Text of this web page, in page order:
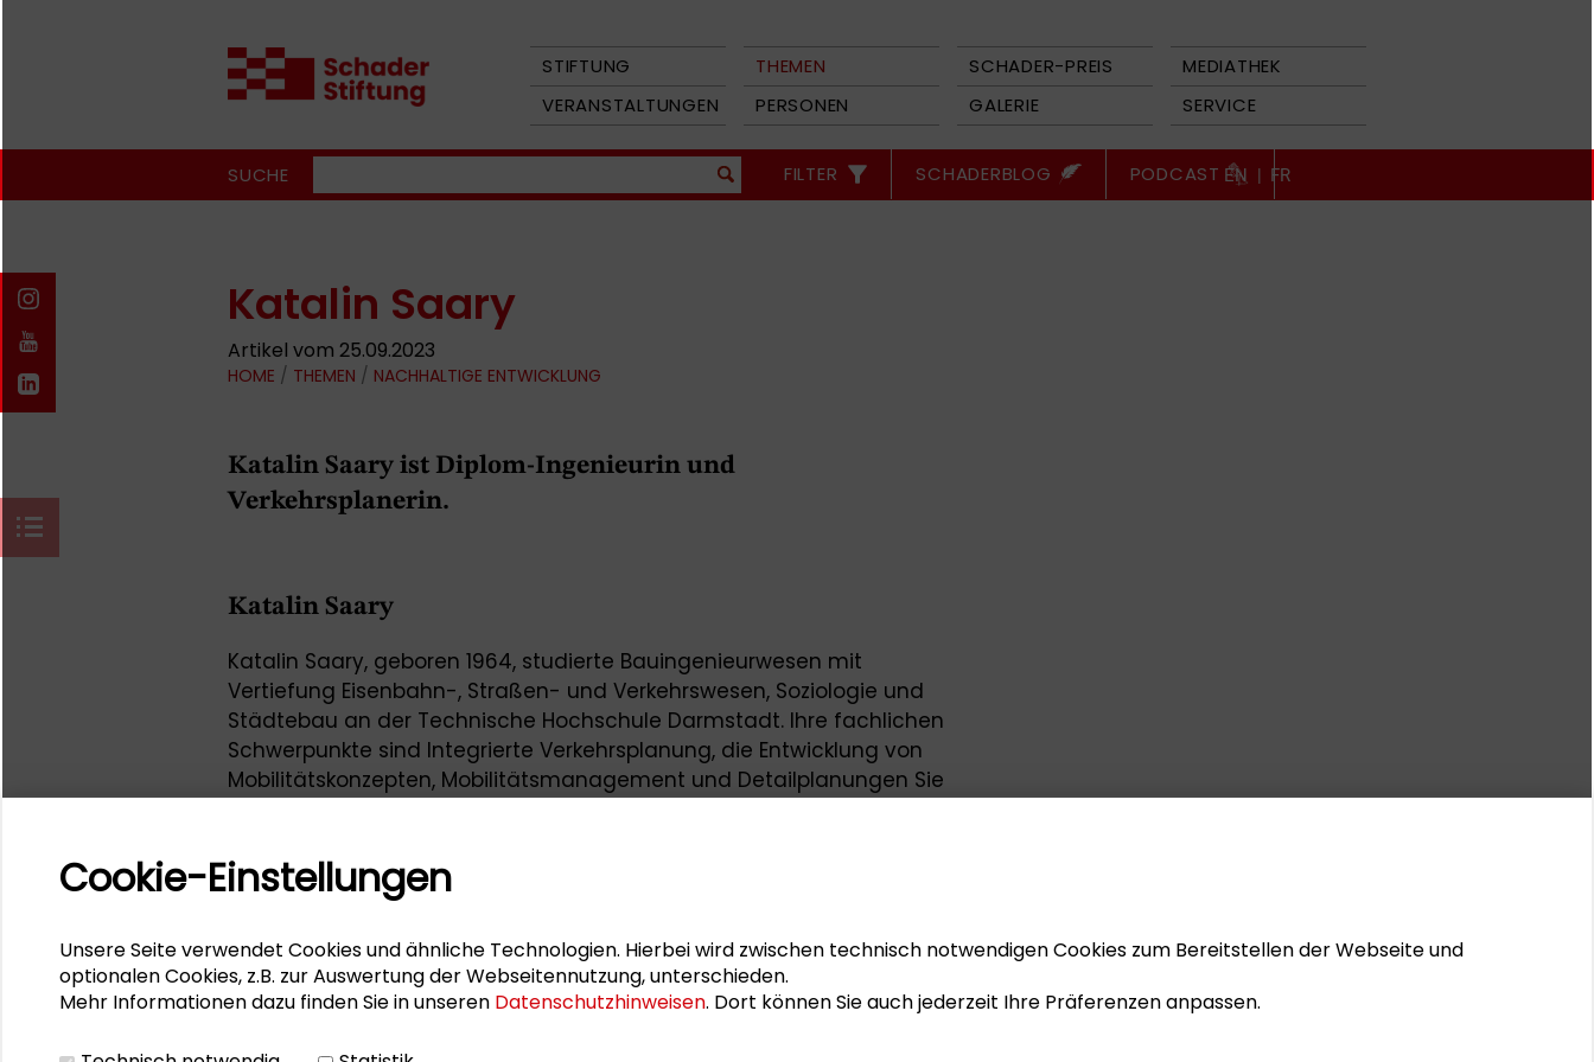
STIFTUNG THEMEN SCHADER-PREIS
MEDIATHEK
VERANSTALTUNGEN
PERSONEN GALERIE SERVICE
SUCHE FILTER SCHADERBLOG PODCAST EN | FR
Katalin Saary
Artikel vom 25.09.2023
HOME / THEMEN / NACHHALTIGE ENTWICKLUNG
Katalin Saary ist Diplom-Ingenieurin und
Verkehrsplanerin.
Katalin Saary
Katalin Saary, geboren 1964, studierte Bauingenieurwesen mit
Vertiefung Eisenbahn-, Straßen- und Verkehrswesen, Soziologie und
Städtebau an der Technische Hochschule Darmstadt. Ihre fachlichen
Schwerpunkte sind Integrierte Verkehrsplanung, die Entwicklung von
Mobilitätskonzepten, Mobilitätsmanagement und Detailplanungen Sie
öffentlichen Raums und des Verkehrs, ua. als Sachverständige im
Verein Kinderfreundliche Kommunen.
Zuletzt war Katalin Saary mit der SRL eine der
Kooperationspartnerinnen des vom 3. – 8. August stattgefundenem
Sommercamp 2023„Kulturbewusst. Räume schaffen Zugang“für
Cookie-Einstellungen
Unsere Seite verwendet Cookies und ähnliche Technologien. Hierbei wird zwischen technisch notwendigen Cookies zum Bereitstellen der Webseite und
optionalen Cookies, z.B. zur Auswertung der Webseitennutzung, unterschieden.
Mehr Informationen dazu finden Sie in unseren Datenschutzhinweisen. Dort können Sie auch jederzeit Ihre Präferenzen anpassen.